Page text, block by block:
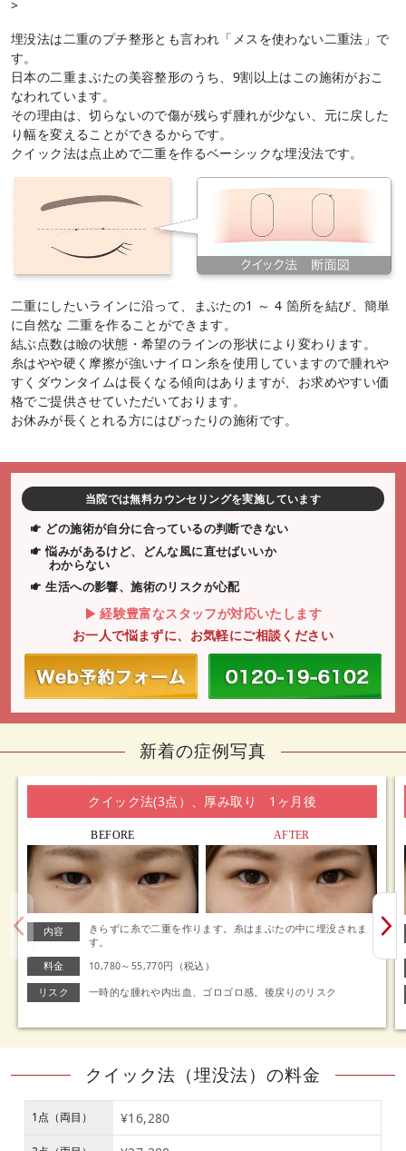
>
埋没法は二重のプチ整形とも言われ「メスを使わない二重法」で
す。
日本の二重まぶたの美容整形のうち、9割以上はこの施術がおこ
なわれています。
その理由は、切らないので傷が残らず腫れが少ない、元に戻した
り幅を変えることができるからです。
クイック法は点止めで二重を作るベーシックな埋没法です。
二重にしたいラインに沿って、まぶたの1 ～ 4 箇所を結び、簡単
に自然な 二重を作ることができます。
結ぶ点数は瞼の状態・希望のラインの形状により変わります。
糸はやや硬く摩擦が強いナイロン糸を使用していますので腫れや
すくダウンタイムは長くなる傾向はありますが、お求めやすい価
格でご提供させていただいております。
お休みが長くとれる方にはぴったりの施術です。
当院では無料カウンセリングを実施しています
どの施術が自分に合っているの判断できない
悩みがあるけど、どんな風に直せばいいか
わからない
生活への影響、施術のリスクが心配
経験豊富なスタッフが対応いたします
お一人で悩まずに、お気軽にご相談ください
新着の症例写真
クイック法(3点）、厚み取り 1ヶ月後
BEFORE AFTER
内容
きらずに糸で二重を作ります。糸はまぶたの中に埋没されま
す。
料金
10,780～55,770円（税込）
リスク 一時的な腫れや内出血、ゴロゴロ感。後戻りのリスク
クイック法（埋没法）の料金
1点（両目） ¥16,280